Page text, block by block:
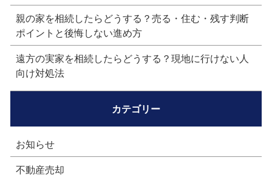
親の家を相続したらどうする？売る・住む・残す判断
ポイントと後悔しない進め方
遠方の実家を相続したらどうする？現地に行けない人
向け対処法
カテゴリー
お知らせ
不動産売却